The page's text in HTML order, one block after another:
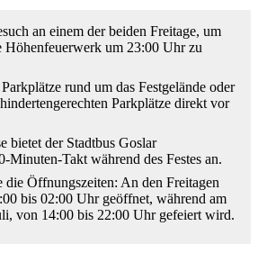
an einem der beiden Freitage, um
Höhenfeuerwerk um 23:00 Uhr zu
rund um das Festgelände oder
Parkplätze direkt vor
bietet der Stadtbus Goslar
Minuten-Takt während des Festes an.
die Öffnungszeiten: An den Freitagen
bis 02:00 Uhr geöffnet, während am
von 14:00 bis 22:00 Uhr gefeiert wird.